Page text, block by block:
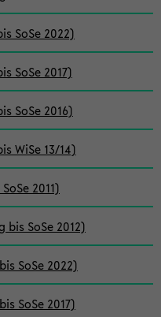
SoSe 2022)
SoSe 2017)
SoSe 2016)
WiSe 13/14)
2011)
SoSe 2012)
SoSe 2022)
SoSe 2017)